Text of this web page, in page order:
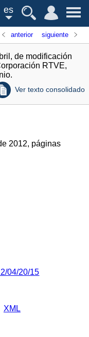
es
anterior siguiente
de modificación
RTVE,
Ver texto consolidado
2012, páginas
04/20/15
XML